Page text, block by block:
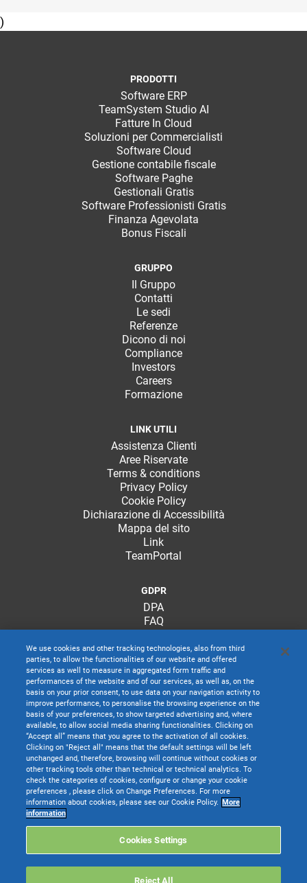
)
PRODOTTI
Software ERP
TeamSystem Studio AI
Fatture In Cloud
Soluzioni per Commercialisti
Software Cloud
Gestione contabile fiscale
Software Paghe
Gestionali Gratis
Software Professionisti Gratis
Finanza Agevolata
Bonus Fiscali
GRUPPO
Il Gruppo
Contatti
Le sedi
Referenze
Dicono di noi
Compliance
Investors
Careers
Formazione
LINK UTILI
Assistenza Clienti
Aree Riservate
Terms & conditions
Privacy Policy
Cookie Policy
Dichiarazione di Accessibilità
Mappa del sito
Link
TeamPortal
GDPR
DPA
FAQ
TeamSystem S.p.A. società con socio unico soggetta all’attività di direzione e
coordinamento di TeamSystem Holdco S.p.A. - Cap. Soc. € 24.000.000 I.v. -
C.C.I.A.A. delle Marche - P.I. 01035310414
We use cookies and other tracking technologies, also from third
parties, to allow the functionalities of our website and offered
services as well to measure in aggregated form traffic and
performances of the website and of our services, as well as, on the
basis on your prior consent, to use data on your navigation activity to
improve performance, to personalise the browsing experience on the
basis of your preferences, to show targeted advertising and, where
available, to allow social media sharing functionalities. Clicking on
“Accept all” means that you agree to the activation of all cookies.
Clicking on "Reject all" means that the default settings will be left
unchanged and, therefore, browsing will continue without cookies or
other tracking tools other than technical or technical analytics. To
check the categories of cookies, configure or change your cookie
preferences , please click on Change Preferences. For more
information about cookies, please see our Cookie Policy. More
information
Cookies Settings
Reject All